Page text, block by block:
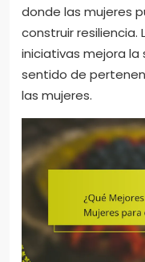
donde las mujeres
construir
iniciativas mejora
sentido de
las mujeres.